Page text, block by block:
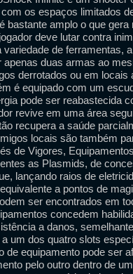
os espaços limitados
bastante amplo o que
deve lutar contra
de ferramentas,
duas armas ao
derrotados ou em locais
é equipado com um
pode ser reabastecida
revive em uma área
recupera a saúde
locais são também
de Vigores,
as Plasmids, de
lançando raios de
a pontos de
ser encontrados em
concedem
a danos,
um dos quatro slots
de equipamento pode ser
pelo outro dentro de